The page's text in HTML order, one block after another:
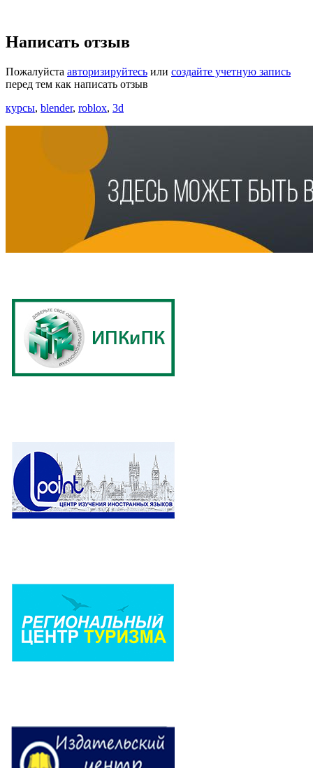
Написать отзыв
Пожалуйста авторизируйтесь или создайте учетную запись
перед тем как написать отзыв
курсы, blender, roblox, 3d